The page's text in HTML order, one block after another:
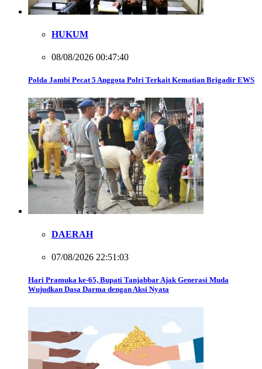
HUKUM
08/08/2026 00:47:40
Polda Jambi Pecat 5 Anggota Polri Terkait Kematian Brigadir EWS
DAERAH
07/08/2026 22:51:03
Hari Pramuka ke-65, Bupati Tanjabbar Ajak Generasi Muda
Wujudkan Dasa Darma dengan Aksi Nyata